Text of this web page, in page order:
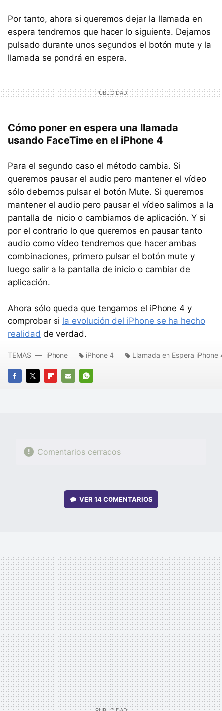
Por tanto, ahora si queremos dejar la llamada en
espera tendremos que hacer lo siguiente. Dejamos
pulsado durante unos segundos el botón mute y la
llamada se pondrá en espera.
Cómo poner en espera una llamada
usando FaceTime en el iPhone 4
Para el segundo caso el método cambia. Si
queremos pausar el audio pero mantener el vídeo
sólo debemos pulsar el botón Mute. Si queremos
mantener el audio pero pausar el vídeo salimos a la
pantalla de inicio o cambiamos de aplicación. Y si
por el contrario lo que queremos en pausar tanto
audio como vídeo tendremos que hacer ambas
combinaciones, primero pulsar el botón mute y
luego salir a la pantalla de inicio o cambiar de
aplicación.
Ahora sólo queda que tengamos el iPhone 4 y
comprobar si la evolución del iPhone se ha hecho
realidad de verdad.
FACEBOOK
TWITTERFLIPBOARD
E-
WHATSAPP
TEMAS iPhone iPhone 4 Llamada en Espera iPhone
Comentarios cerrados
VER 14 COMENTARIOS